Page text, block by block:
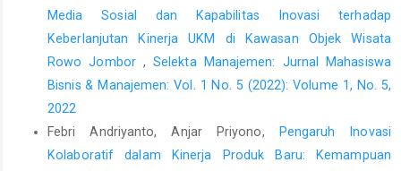
Joshi, M. P., Das, S. R., & Mouri, N. (2015). Antecedents of
innovativeness in technology-based services (TBS): Peering
into the black box of entrepreneurial orientation. Decision
Sciences, 46(2), pp. 367–402.
https://doi.org/10.1111/deci.12126
Kawakami, T., Barczak, G., & Durmuşoʇlu, S. S. (2015).
Information technology tools in new product development: The
Media Sosial dan Kapabilitas Inovasi terhadap
Keberlanjutan Kinerja UKM di Kawasan Objek Wisata
Rowo Jombor , Selekta Manajemen: Jurnal Mahasiswa
Bisnis & Manajemen: Vol. 1 No. 5 (2022): Volume 1, No. 5,
2022
Febri Andriyanto, Anjar Priyono,
Pengaruh Inovasi
Kolaboratif dalam Kinerja Produk Baru: Kemampuan